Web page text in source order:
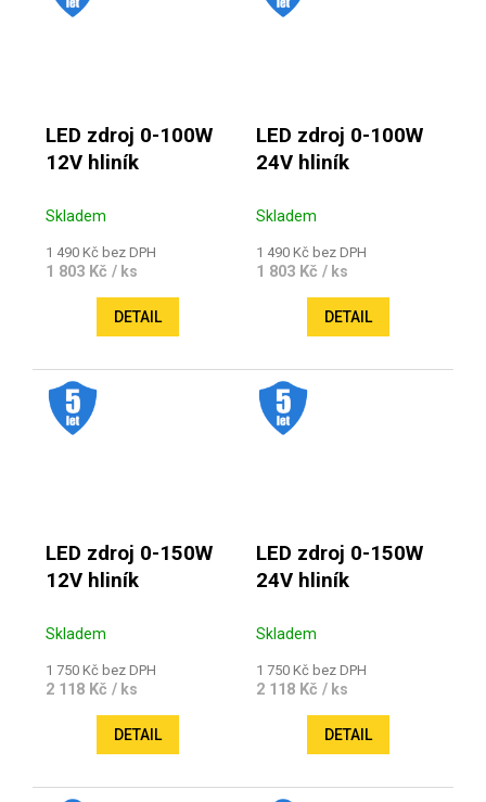
LED zdroj 0-100W
12V hliník
Skladem
1 490 Kč bez DPH
1 803 Kč / ks
DETAIL
LED zdroj 0-100W
24V hliník
Skladem
1 490 Kč bez DPH
1 803 Kč / ks
DETAIL
.
LED zdroj 0-150W
12V hliník
Skladem
1 750 Kč bez DPH
2 118 Kč / ks
DETAIL
.
LED zdroj 0-150W
24V hliník
Skladem
1 750 Kč bez DPH
2 118 Kč / ks
DETAIL